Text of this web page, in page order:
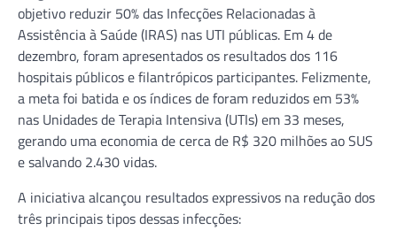
objetivo reduzir 50% das Infecções Relacionadas à
Assistência à Saúde (IRAS) nas UTI públicas. Em 4 de
dezembro, foram apresentados os resultados dos 116
hospitais públicos e filantrópicos participantes. Felizmente,
a meta foi batida e os índices de foram reduzidos em 53%
nas Unidades de Terapia Intensiva (UTIs) em 33 meses,
gerando uma economia de cerca de R$ 320 milhões ao SUS
e salvando 2.430 vidas.
A iniciativa alcançou resultados expressivos na redução dos
três principais tipos dessas infecções: